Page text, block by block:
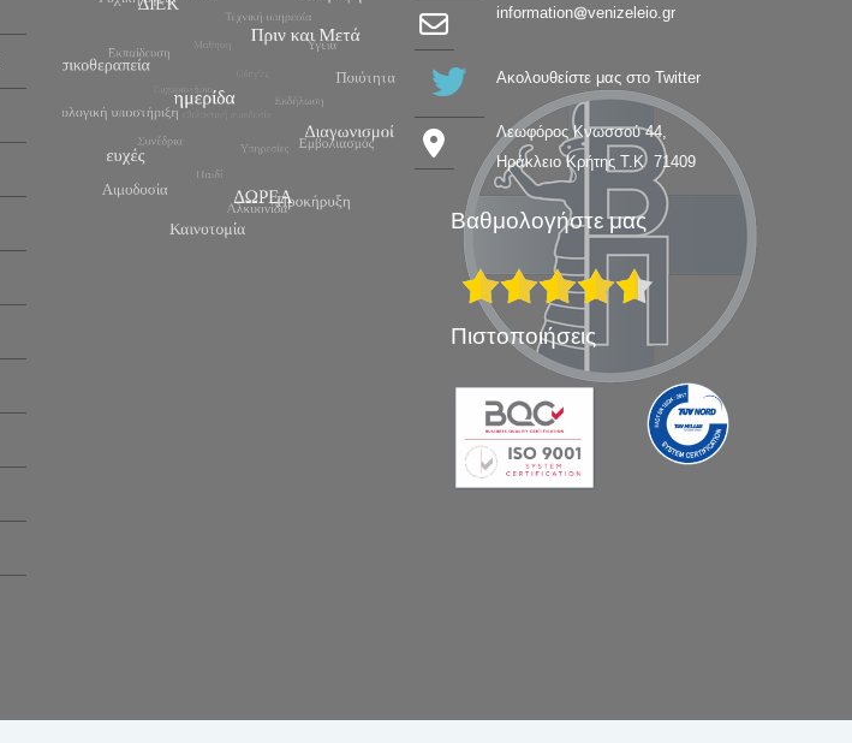
information venizeleio.gr
Ακολουθείστε μας στο Twitter
Λεωφόρος Κνωσσού 44,
Ηράκλειο Κρήτης Τ.Κ 71409
Βαθμολογήστε μας
Πιστοποιήσεις